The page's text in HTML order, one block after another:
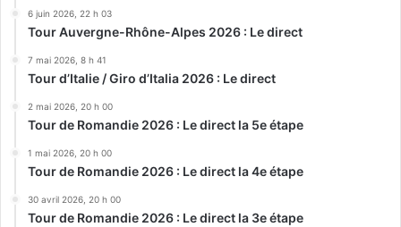
6 juin 2026, 22 h 03
Tour Auvergne-Rhône-Alpes 2026 : Le direct
7 mai 2026, 8 h 41
Tour d’Italie / Giro d’Italia 2026 : Le direct
2 mai 2026, 20 h 00
Tour de Romandie 2026 : Le direct la 5e étape
1 mai 2026, 20 h 00
Tour de Romandie 2026 : Le direct la 4e étape
30 avril 2026, 20 h 00
Tour de Romandie 2026 : Le direct la 3e étape